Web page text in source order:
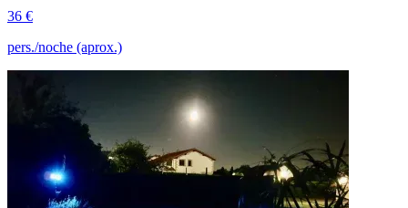
36 €
pers./noche (aprox.)